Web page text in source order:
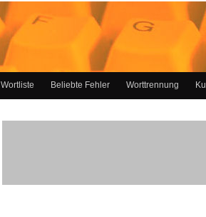
Wortliste Beliebte Fehler Worttrennung